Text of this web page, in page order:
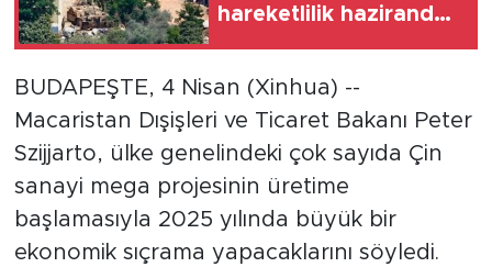
hareketlilik hazirandan
BUDAPEŞTE, 4 Nisan (Xinhua) --
Macaristan Dışişleri ve Ticaret Bakanı Peter
Szijjarto, ülke genelindeki çok sayıda Çin
sanayi mega projesinin üretime
başlamasıyla 2025 yılında büyük bir
ekonomik sıçrama yapacaklarını söyledi.